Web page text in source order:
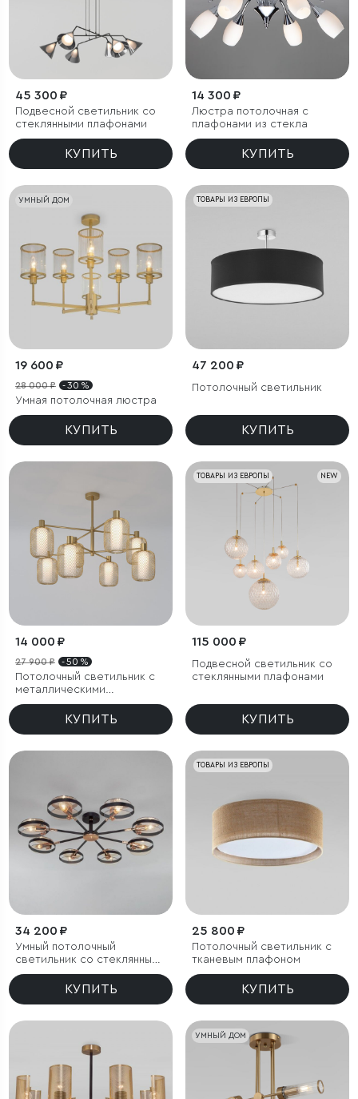
45 300 ₽
Подвесной светильник со
стеклянными плафонами
КУПИТЬ
14 300 ₽
Люстра потолочная с
плафонами из стекла
КУПИТЬ
УМНЫЙ ДОМ
19 600 ₽
28 000 ₽ - 30 %
Умная потолочная люстра
КУПИТЬ
ТОВАРЫ ИЗ ЕВРОПЫ
47 200 ₽
Потолочный светильник
КУПИТЬ
14 000 ₽
27 900 ₽ - 50 %
Потолочный светильник с
металлическими
абажурами и стеклянными
плафонамиКУПИТЬ
NEW
ТОВАРЫ ИЗ ЕВРОПЫ
115 000 ₽
Подвесной светильник со
стеклянными плафонами
КУПИТЬ
34 200 ₽
Умный потолочный
светильник со стеклянными
плафонами
КУПИТЬ
ТОВАРЫ ИЗ ЕВРОПЫ
25 800 ₽
Потолочный светильник с
тканевым плафоном
КУПИТЬ
УМНЫЙ ДОМ